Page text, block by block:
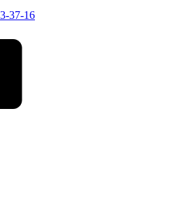
37-16